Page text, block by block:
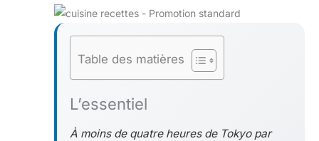
Table des matières
L’essentiel
À moins de quatre heures de Tokyo par